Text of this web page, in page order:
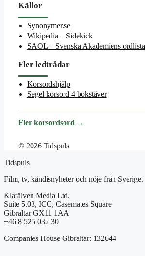
Källor
Synonymer.se
Wikipedia – Sidekick
SAOL – Svenska Akademiens ordlista
Fler ledtrådar
Korsordshjälp
Segel korsord 4 bokstäver
Fler korsordsord →
© 2026 Tidspuls
Tidspuls
Film, tv, kändisnyheter och nöje från Sverige.
Klarälven Media Ltd.
Suite 5.03, ICC, Casemates Square
Gibraltar GX11 1AA
+46 8 525 032 30
Companies House Gibraltar: 132644